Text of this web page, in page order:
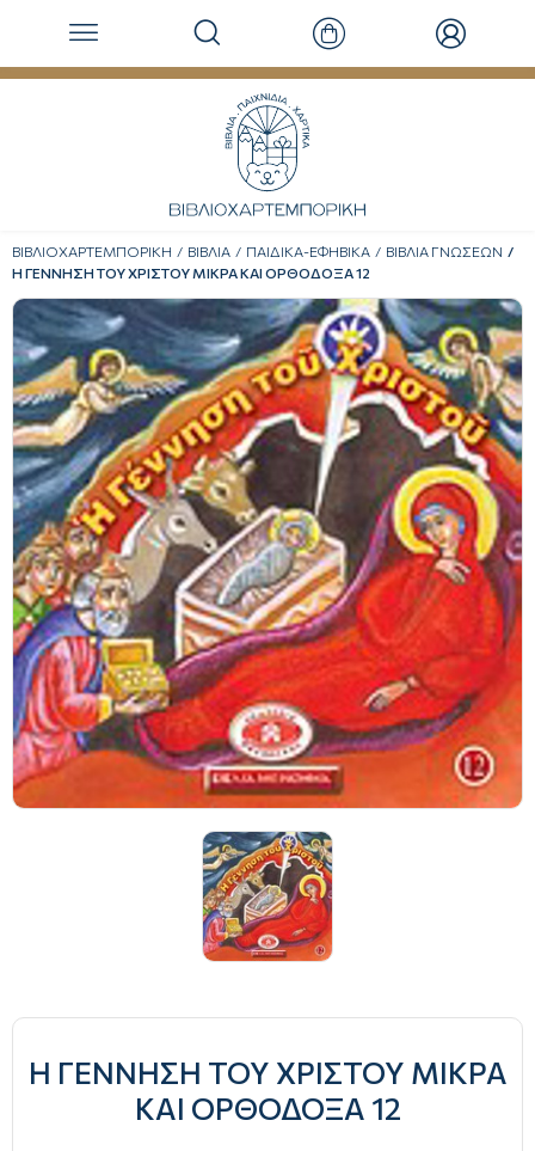
ΒΙΒΛΙΟΧΑΡΤΕΜΠΟΡΙΚΗ ΒΙΒΛΙΑ ΠΑΙΔΙΚΑ-ΕΦΗΒΙΚΑ
ΒΙΒΛΙΑ ΓΝΩΣΕΩΝ
Η ΓΕΝΝΗΣΗ ΤΟΥ ΧΡΙΣΤΟΥ ΜΙΚΡΑ ΚΑΙ ΟΡΘΟΔΟΞΑ 12
Η ΓΕΝΝΗΣΗ ΤΟΥ ΧΡΙΣΤΟΥ ΜΙΚΡΑ
ΚΑΙ ΟΡΘΟΔΟΞΑ 12